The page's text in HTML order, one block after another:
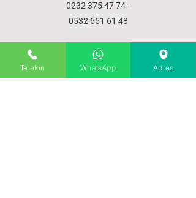
0232 375 47 74-
0532 651 61 48
SPEISEKARTE
Startseite
Telefon WhatsApp Adres